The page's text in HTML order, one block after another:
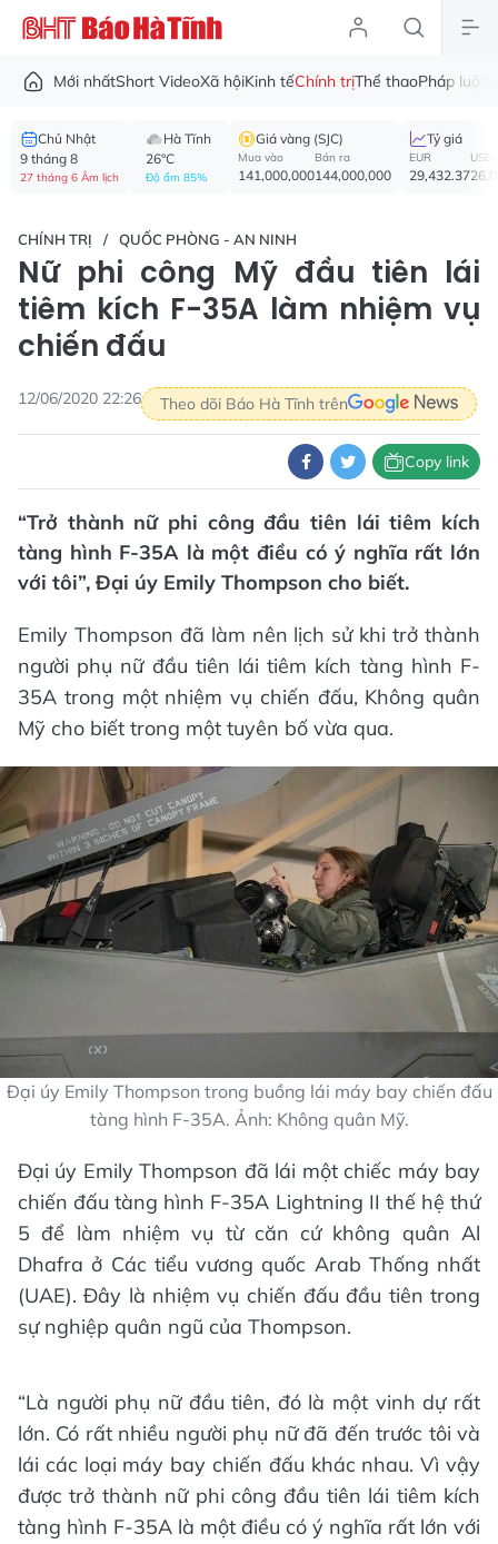
Mới nhấtShort VideoXã hộiKinh tếChính trịThể thaoPháp luật
Chủ Nhật
9 tháng 8
27 tháng 6 Âm lịch
Hà Tĩnh
26°C
Độ ẩm 85%
Giá vàng (SJC)
Mua vào
141,000,000
Bán ra
144,000,000
Tỷ giá
EUR
29,432.37
USD
CHÍNH TRỊ QUỐC PHÒNG - AN NINH
Nữ phi công Mỹ đầu tiên lái
tiêm kích F-35A làm nhiệm vụ
chiến đấu
12/06/2020 22:26 Theo dõi Báo Hà Tĩnh trên
Copy link
“Trở thành nữ phi công đầu tiên lái tiêm kích
tàng hình F-35A là một điều có ý nghĩa rất lớn
với tôi”, Đại úy Emily Thompson cho biết.
Emily Thompson đã làm nên lịch sử khi trở thành
người phụ nữ đầu tiên lái tiêm kích tàng hình F-
35A trong một nhiệm vụ chiến đấu, Không quân
Mỹ cho biết trong một tuyên bố vừa qua.
Đại úy Emily Thompson trong buồng lái máy bay chiến đấu
tàng hình F-35A. Ảnh: Không quân Mỹ.
Đại úy Emily Thompson đã lái một chiếc máy bay
chiến đấu tàng hình F-35A Lightning II thế hệ thứ
5 để làm nhiệm vụ từ căn cứ không quân Al
Dhafra ở Các tiểu vương quốc Arab Thống nhất
(UAE). Đây là nhiệm vụ chiến đấu đầu tiên trong
sự nghiệp quân ngũ của Thompson.
“Là người phụ nữ đầu tiên, đó là một vinh dự rất
lớn. Có rất nhiều người phụ nữ đã đến trước tôi và
lái các loại máy bay chiến đấu khác nhau. Vì vậy
được trở thành nữ phi công đầu tiên lái tiêm kích
tàng hình F-35A là một điều có ý nghĩa rất lớn với